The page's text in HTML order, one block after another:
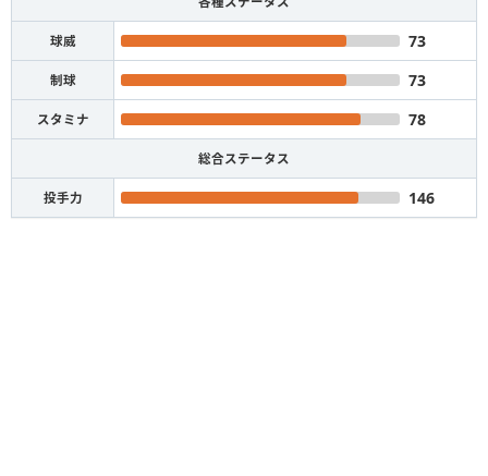
球威 73
制球 73
スタミナ 78
総合ステータス
投手力 146